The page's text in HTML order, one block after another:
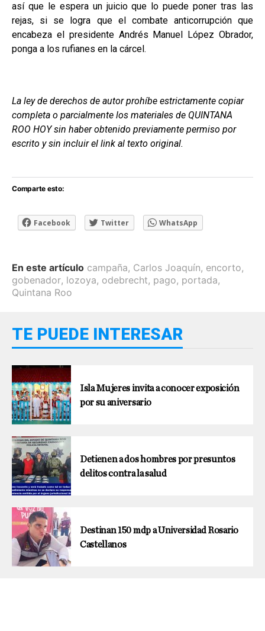
así que le espera un juicio que lo puede poner tras las
rejas, si se logra que el combate anticorrupción que
encabeza el presidente Andrés Manuel López Obrador,
ponga a los rufianes en la cárcel.
La ley de derechos de autor prohíbe estrictamente copiar
completa o parcialmente los materiales de QUINTANA
ROO HOY sin haber obtenido previamente permiso por
escrito y sin incluir el link al texto original.
Comparte esto:
Facebook Twitter WhatsApp
En este artículo campaña, Carlos Joaquín, encorto,
gobenador, lozoya, odebrecht, pago, portada,
Quintana Roo
TE PUEDE INTERESAR
Isla Mujeres invita a conocer exposición
por su aniversario
Detienen a dos hombres por presuntos
delitos contra la salud
Destinan 150 mdp a Universidad Rosario
Castellanos